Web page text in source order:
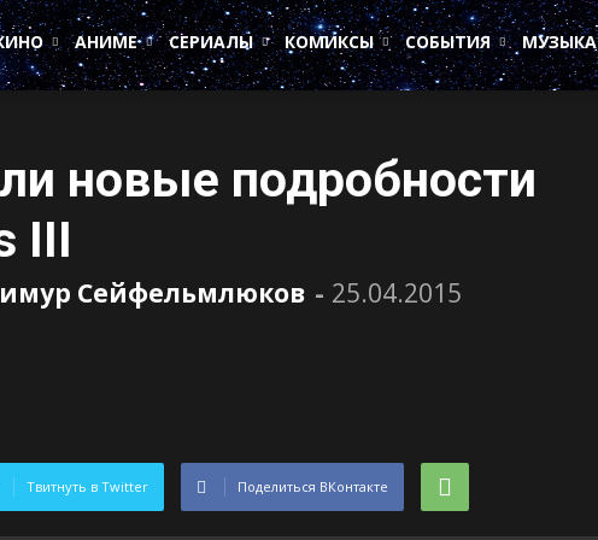
АНИМЕ СЕРИАЛЫ КОМИКСЫ СОБЫТИЯ МУЗЫКА
новые подробности
III
Сейфельмлюков - 25.04.2015
Твитнуть в Twitter Поделиться ВКонтакте